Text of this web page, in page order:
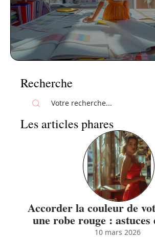
Recherche
Les articles phares
Accorder la couleur de
une robe rouge : astuces
10 mars 2026